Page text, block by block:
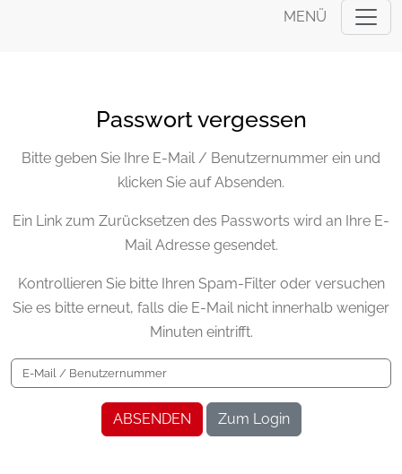
MENÜ
Passwort vergessen
Bitte geben Sie Ihre E-Mail / Benutzernummer ein und
klicken Sie auf Absenden.
Ein Link zum Zurücksetzen des Passworts wird an Ihre E-
Mail Adresse gesendet.
Kontrollieren Sie bitte Ihren Spam-Filter oder versuchen
Sie es bitte erneut, falls die E-Mail nicht innerhalb weniger
Minuten eintrifft.
ABSENDEN Zum Login